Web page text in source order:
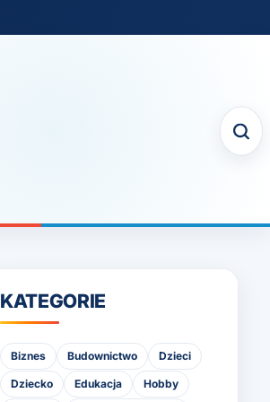
KATEGORIE
Biznes Budownictwo Dzieci
Dziecko Edukacja Hobby